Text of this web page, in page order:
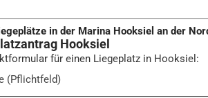
in der Marina Hooksiel an der
Hooksiel
für einen Liegeplatz in Hooksiel:
(Pflichtfeld)